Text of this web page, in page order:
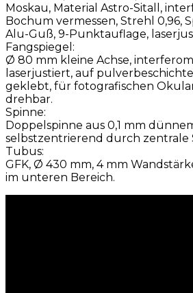
Moskau, Material Astro-Sitall,
Bochum vermessen, Strehl 0,96,
Alu-Guß, 9-Punktauflage,
Fangspiegel:
Ø 80 mm kleine Achse,
laserjustiert, auf
geklebt, für fotografischen
drehbar.
Spinne:
Doppelspinne aus 0,1 mm
selbstzentrierend durch zentrale
Tubus:
GFK, Ø 430 mm, 4 mm
im unteren Bereich.